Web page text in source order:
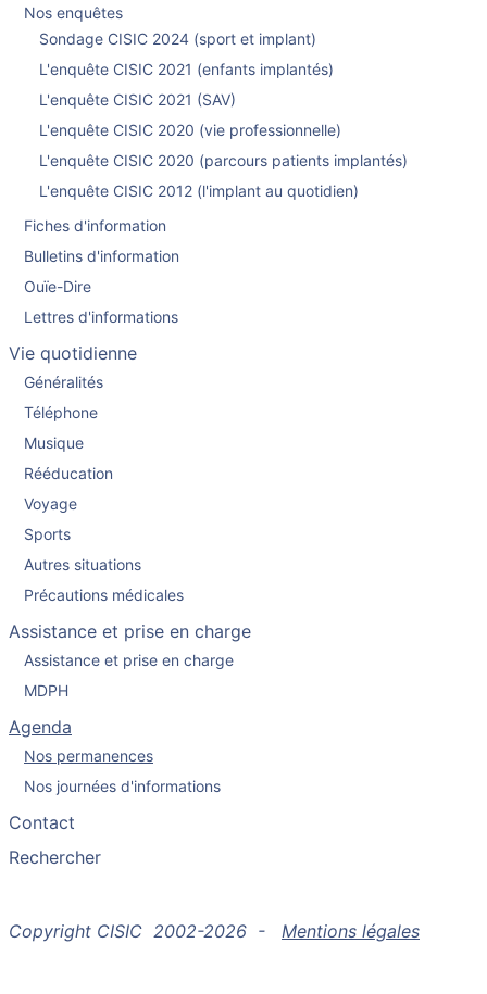
Nos enquêtes
Sondage CISIC 2024 (sport et implant)
L'enquête CISIC 2021 (enfants implantés)
L'enquête CISIC 2021 (SAV)
L'enquête CISIC 2020 (vie professionnelle)
L'enquête CISIC 2020 (parcours patients implantés)
L'enquête CISIC 2012 (l'implant au quotidien)
Fiches d'information
Bulletins d'information
Ouïe-Dire
Lettres d'informations
Vie quotidienne
Généralités
Téléphone
Musique
Rééducation
Voyage
Sports
Autres situations
Précautions médicales
Assistance et prise en charge
Assistance et prise en charge
MDPH
Agenda
Nos permanences
Nos journées d'informations
Contact
Rechercher
Copyright CISIC 2002-2026 - Mentions légales